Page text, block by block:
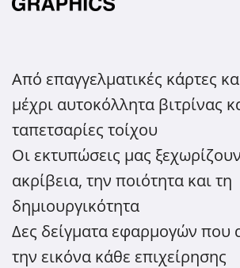
Από επαγγελματικές κάρτες
μέχρι αυτοκόλλητα βιτρίνας
ταπετσαρίες τοίχου
Οι εκτυπώσεις μας
ακρίβεια, την ποιότητα και τη
δημιουργικότητα
Δες δείγματα εφαρμογών που
την εικόνα κάθε επιχείρησης